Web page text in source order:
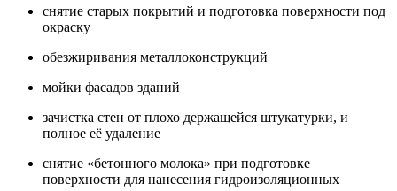
снятие старых покрытий и подготовка поверхности под
окраску
обезжиривания металлоконструкций
мойки фасадов зданий
зачистка стен от плохо держащейся штукатурки, и
полное её удаление
снятие «бетонного молока» при подготовке
поверхности для нанесения гидроизоляционных